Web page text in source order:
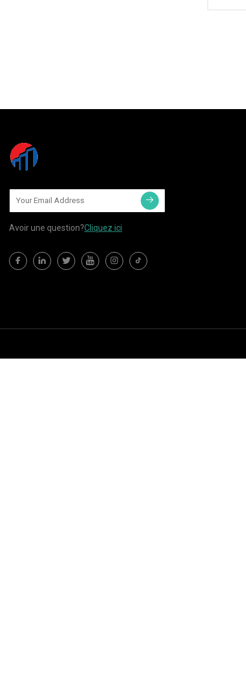
Avoir une question?Cliquez ici